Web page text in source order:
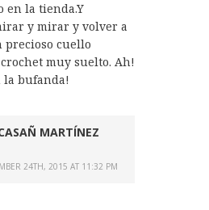
en la tienda.Y
y mirar y volver a
cuello
muy suelto. Ah!
la bufanda!
MARTÍNEZ
24TH, 2015 AT 11:32 PM